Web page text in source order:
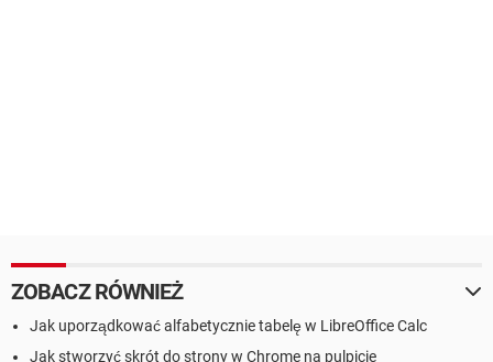
ZOBACZ RÓWNIEŻ
Jak uporządkować alfabetycznie tabelę w LibreOffice Calc
Jak stworzyć skrót do strony w Chrome na pulpicie